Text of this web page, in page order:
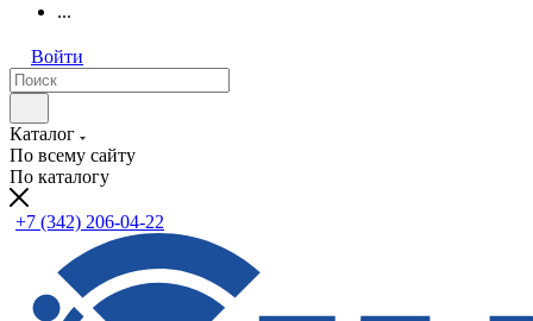
...
Войти
Каталог
По всему сайту
По каталогу
+7 (342) 206-04-22